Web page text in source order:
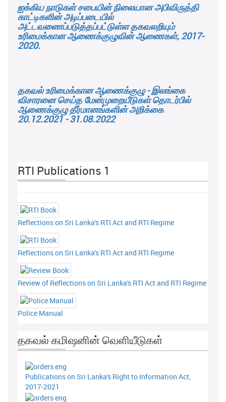
ஐக்கிய நாடுகள் சபையின் நிலையான அபிவிருத்தி
காட்டிகளின் அடிப்படையில்
அட்டவணைப்படுத்தப்பட்டுள்ள தகவலறியும்
உரிமைக்கான ஆணைக்குழுவின் ஆணைகள், 2017-
2020.
தகவல் உரிமைக்கான ஆணைக்குழு - இலங்கை
விசாரனை செய்த மேன்முறையீடுகள் தொடர்பில்
ஆணைக்குழு தீர்மானங்களின் அறிக்கை
20.12.2021 - 31.08.2022
RTI Publications 1
Reflections on Sri Lanka's RTI Act and RTI Regime
Reflections on Sri Lanka's RTI Act and RTI Regime
Review of Reflections on Sri Lanka's RTI Act and RTI Regime
Police Manual
தகவல் கமிஷனின் வெளியீடுகள்
Publications on Sri Lanka's Right to Information Act,
2017-2021